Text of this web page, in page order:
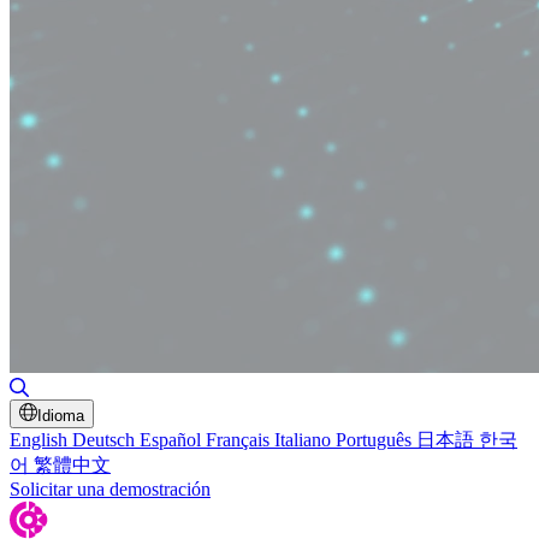
Idioma
English Deutsch Español Français Italiano Português 日本語 한국
어 繁體中文
Solicitar una demostración